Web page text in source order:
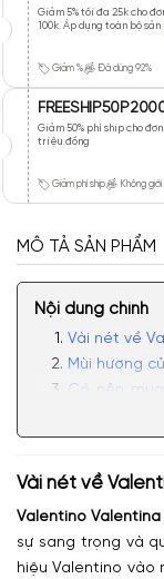
Giảm 5% tối đa 25k cho
100k. Áp dụng toàn bộ sản
Giảm % Đã dùng 92%
Giảm 50% phí ship cho
triệu đồng
Giảm phí ship Không giới
MÔ TẢ SẢN PHẨM
Nội dung chính
Vài nét về
Mùi hương
Có nên
Vài nét về
Valentino Valentina
sự sang trọng và
hiệu Valentino vào